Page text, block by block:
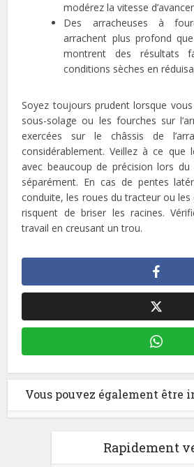
modérez la vitesse
Des arracheuses à
arrachent plus profond
montrent des résultats
conditions sèches en
Soyez toujours prudent lorsque
sous-solage ou les fourches sur
exercées sur le châssis de
considérablement. Veillez à ce que
avec beaucoup de précision lors du
séparément. En cas de pentes
conduite, les roues du tracteur ou
risquent de briser les racines.
travail en creusant un trou.
Vous pouvez également être
Rapidement